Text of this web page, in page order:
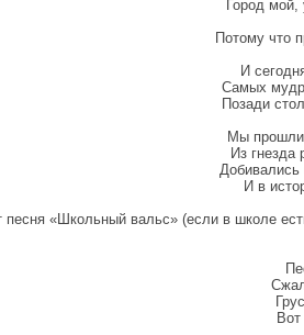
Город
Потому что
И
Самых
Позади
Мы прошли
Из
И в
песня «Школьный вальс» (если в школе